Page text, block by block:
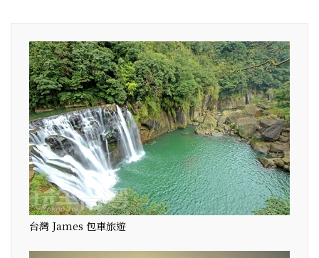
台灣 James 包車旅遊